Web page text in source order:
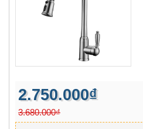
2.750.000₫
3.680.000₫